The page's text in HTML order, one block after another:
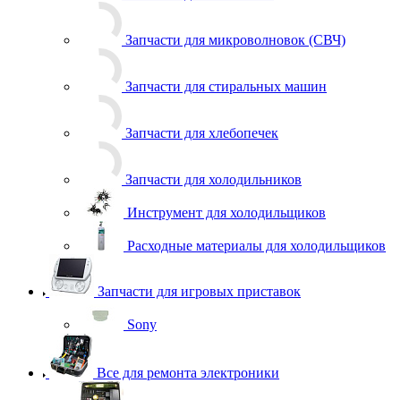
Запчасти для стиральных машин
Запчасти для хлебопечек
Инструмент для холодильщиков
Расходные материалы для холодильщиков
Запчасти для игровых приставок
Sony
Инструменты для ремонта телефонов